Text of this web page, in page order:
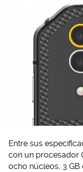
Entre sus
con un procesador
ocho núcleos, 3 GB